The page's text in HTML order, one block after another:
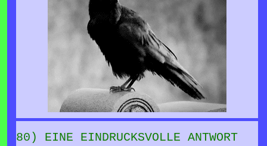
80) EINE EINDRUCKSVOLLE ANTWORT